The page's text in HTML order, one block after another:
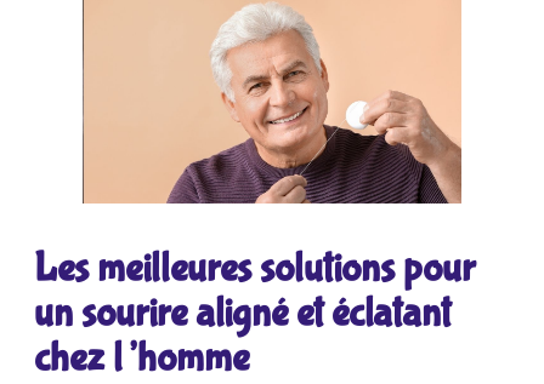
Les meilleures solutions pour
un sourire aligné et éclatant
chez l’homme